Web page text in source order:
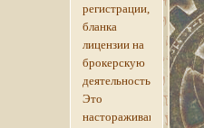
регистрации,
бланка
лицензии на
брокерскую
деятельность.
Это
настораживающий